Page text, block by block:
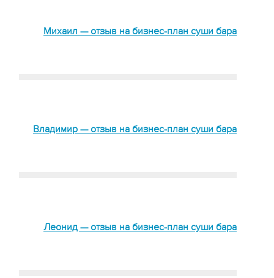
Михаил — отзыв на бизнес-план суши бара
Владимир — отзыв на бизнес-план суши бара
Леонид — отзыв на бизнес-план суши бара